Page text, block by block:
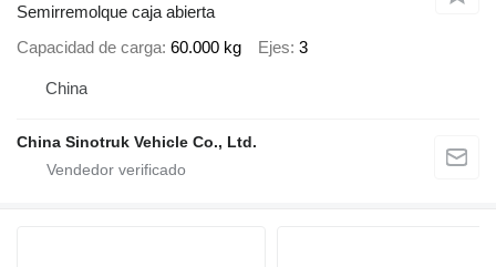
Semirremolque caja abierta
Capacidad de carga 60.000 kg Ejes 3
China
China Sinotruk Vehicle Co., Ltd.